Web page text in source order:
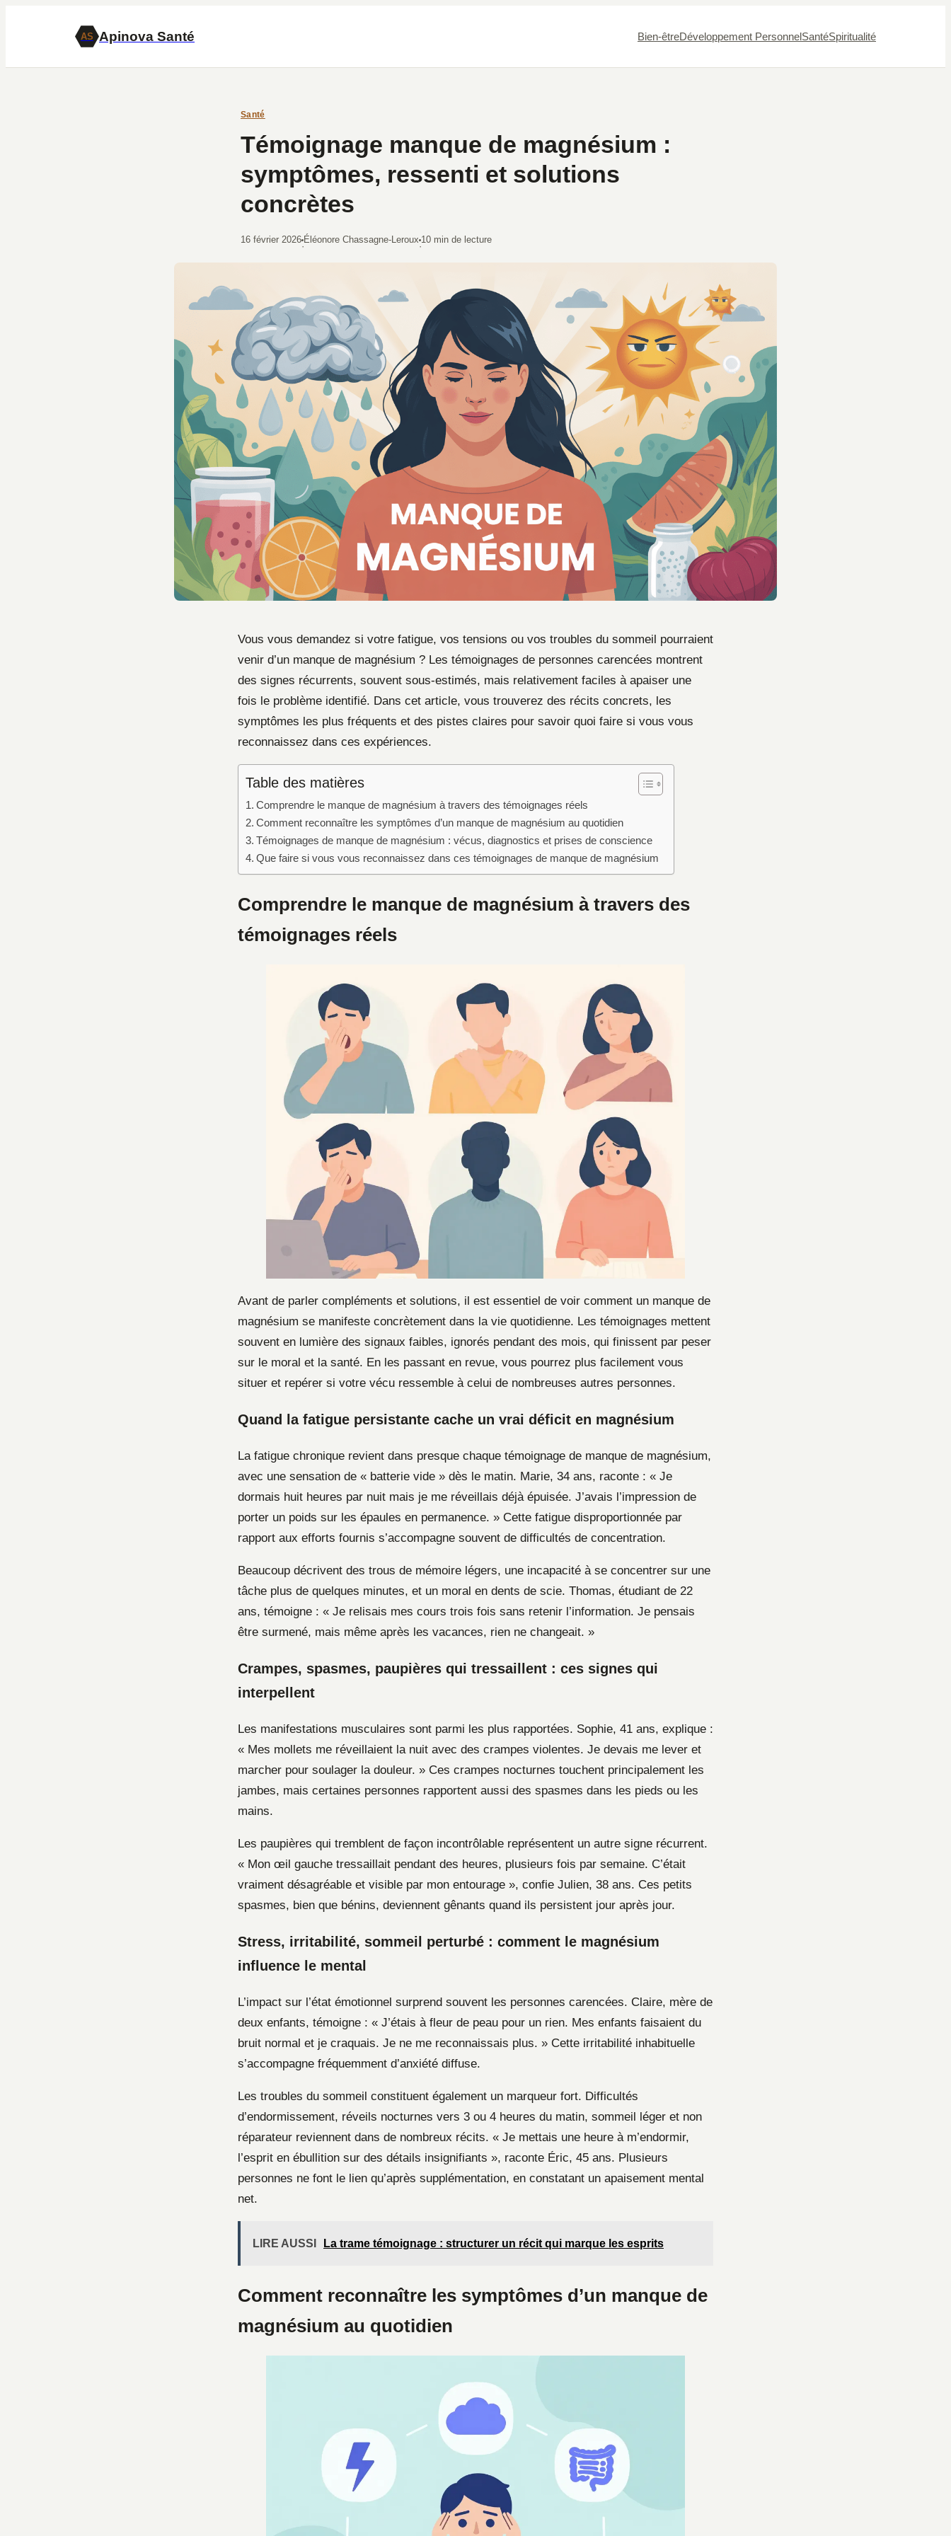
AS Apinova Santé Bien-êtreDéveloppement PersonnelSantéSpiritualité
Santé
Témoignage manque de magnésium :
symptômes, ressenti et solutions
concrètes
16 février 2026
·
Éléonore Chassagne-Leroux
·
10 min de lecture
Vous vous demandez si votre fatigue, vos tensions ou vos troubles du sommeil pourraient
venir d’un manque de magnésium ? Les témoignages de personnes carencées montrent
des signes récurrents, souvent sous-estimés, mais relativement faciles à apaiser une
fois le problème identifié. Dans cet article, vous trouverez des récits concrets, les
symptômes les plus fréquents et des pistes claires pour savoir quoi faire si vous vous
reconnaissez dans ces expériences.
Table des matières
Comprendre le manque de magnésium à travers des témoignages réels
Comment reconnaître les symptômes d’un manque de magnésium au quotidien
Témoignages de manque de magnésium : vécus, diagnostics et prises de conscience
Que faire si vous vous reconnaissez dans ces témoignages de manque de magnésium
Comprendre le manque de magnésium à travers des
témoignages réels
Avant de parler compléments et solutions, il est essentiel de voir comment un manque de
magnésium se manifeste concrètement dans la vie quotidienne. Les témoignages mettent
souvent en lumière des signaux faibles, ignorés pendant des mois, qui finissent par peser
sur le moral et la santé. En les passant en revue, vous pourrez plus facilement vous
situer et repérer si votre vécu ressemble à celui de nombreuses autres personnes.
Quand la fatigue persistante cache un vrai déficit en magnésium
La fatigue chronique revient dans presque chaque témoignage de manque de magnésium,
avec une sensation de « batterie vide » dès le matin. Marie, 34 ans, raconte : « Je
dormais huit heures par nuit mais je me réveillais déjà épuisée. J’avais l’impression de
porter un poids sur les épaules en permanence. » Cette fatigue disproportionnée par
rapport aux efforts fournis s’accompagne souvent de difficultés de concentration.
Beaucoup décrivent des trous de mémoire légers, une incapacité à se concentrer sur une
tâche plus de quelques minutes, et un moral en dents de scie. Thomas, étudiant de 22
ans, témoigne : « Je relisais mes cours trois fois sans retenir l’information. Je pensais
être surmené, mais même après les vacances, rien ne changeait. »
Crampes, spasmes, paupières qui tressaillent : ces signes qui
interpellent
Les manifestations musculaires sont parmi les plus rapportées. Sophie, 41 ans, explique :
« Mes mollets me réveillaient la nuit avec des crampes violentes. Je devais me lever et
marcher pour soulager la douleur. » Ces crampes nocturnes touchent principalement les
jambes, mais certaines personnes rapportent aussi des spasmes dans les pieds ou les
mains.
Les paupières qui tremblent de façon incontrôlable représentent un autre signe récurrent.
« Mon œil gauche tressaillait pendant des heures, plusieurs fois par semaine. C’était
vraiment désagréable et visible par mon entourage », confie Julien, 38 ans. Ces petits
spasmes, bien que bénins, deviennent gênants quand ils persistent jour après jour.
Stress, irritabilité, sommeil perturbé : comment le magnésium
influence le mental
L’impact sur l’état émotionnel surprend souvent les personnes carencées. Claire, mère de
deux enfants, témoigne : « J’étais à fleur de peau pour un rien. Mes enfants faisaient du
bruit normal et je craquais. Je ne me reconnaissais plus. » Cette irritabilité inhabituelle
s’accompagne fréquemment d’anxiété diffuse.
Les troubles du sommeil constituent également un marqueur fort. Difficultés
d’endormissement, réveils nocturnes vers 3 ou 4 heures du matin, sommeil léger et non
réparateur reviennent dans de nombreux récits. « Je mettais une heure à m’endormir,
l’esprit en ébullition sur des détails insignifiants », raconte Éric, 45 ans. Plusieurs
personnes ne font le lien qu’après supplémentation, en constatant un apaisement mental
net.
LIRE AUSSI La trame témoignage : structurer un récit qui marque les esprits
Comment reconnaître les symptômes d’un manque de
magnésium au quotidien